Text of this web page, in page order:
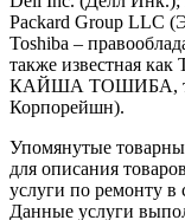
Packard Group LLC
Toshiba –
также известная
КАЙША ТОШИБА,
Корпорейшн).
Упомянутые
для описания
услуги по ремонту в
Данные услуги